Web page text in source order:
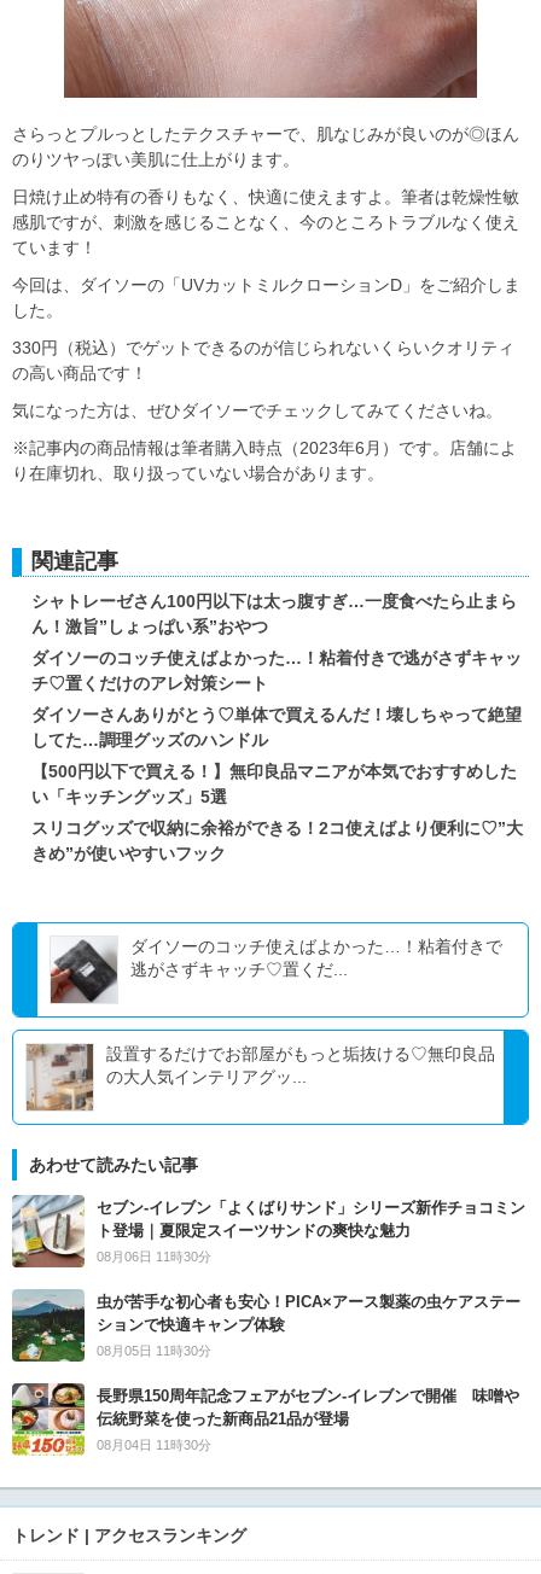
さらっとプルっとしたテクスチャーで、肌なじみが良いのが◎ほん
のりツヤっぽい美肌に仕上がります。
日焼け止め特有の香りもなく、快適に使えますよ。筆者は乾燥性敏
感肌ですが、刺激を感じることなく、今のところトラブルなく使え
ています！
今回は、ダイソーの「UVカットミルクローションD」をご紹介しま
した。
330円（税込）でゲットできるのが信じられないくらいクオリティ
の高い商品です！
気になった方は、ぜひダイソーでチェックしてみてくださいね。
※記事内の商品情報は筆者購入時点（2023年6月）です。店舗によ
り在庫切れ、取り扱っていない場合があります。
関連記事
シャトレーゼさん100円以下は太っ腹すぎ…一度食べたら止まら
ん！激旨”しょっぱい系”おやつ
ダイソーのコッチ使えばよかった…！粘着付きで逃がさずキャッ
チ♡置くだけのアレ対策シート
ダイソーさんありがとう♡単体で買えるんだ！壊しちゃって絶望
してた…調理グッズのハンドル
【500円以下で買える！】無印良品マニアが本気でおすすめした
い「キッチングッズ」5選
スリコグッズで収納に余裕ができる！2コ使えばより便利に♡”大
きめ”が使いやすいフック
ダイソーのコッチ使えばよかった…！粘着付きで
逃がさずキャッチ♡置くだ...
設置するだけでお部屋がもっと垢抜ける♡無印良品
の大人気インテリアグッ...
あわせて読みたい記事
セブン‐イレブン「よくばりサンド」シリーズ新作チョコミン
ト登場｜夏限定スイーツサンドの爽快な魅力
08月06日 11時30分
虫が苦手な初心者も安心！PICA×アース製薬の虫ケアステー
ションで快適キャンプ体験
08月05日 11時30分
長野県150周年記念フェアがセブン-イレブンで開催 味噌や
伝統野菜を使った新商品21品が登場
08月04日 11時30分
トレンド | アクセスランキング